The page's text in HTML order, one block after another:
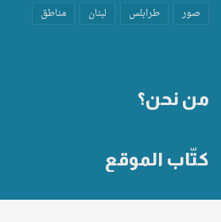
صور
طرابلس لبنان مناطق
من نحن؟
كتّاب الموقع